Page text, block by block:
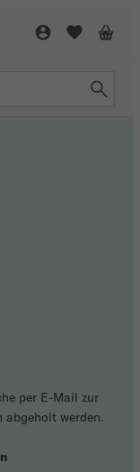
per E-Mail zur
werden.